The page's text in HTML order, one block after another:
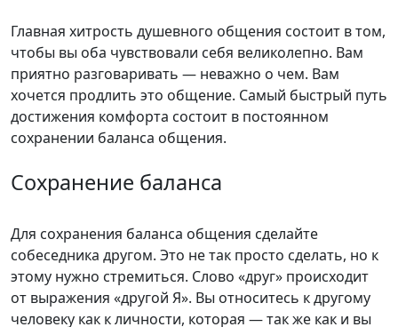
Главная хитрость душевного общения состоит в том,
чтобы вы оба чувствовали себя великолепно. Вам
приятно разговаривать — неважно о чем. Вам
хочется продлить это общение. Самый быстрый путь
достижения комфорта состоит в постоянном
сохранении баланса общения.
Сохранение баланса
Для сохранения баланса общения сделайте
собеседника другом. Это не так просто сделать, но к
этому нужно стремиться. Слово «друг» происходит
от выражения «другой Я». Вы относитесь к другому
человеку как к личности, которая — так же как и вы